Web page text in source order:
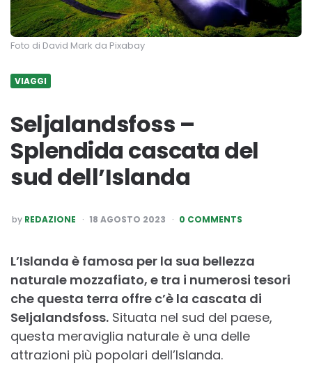
Foto di David Mark da Pixabay
VIAGGI
Seljalandsfoss –
Splendida cascata del
sud dell’Islanda
POSTED
BY
by REDAZIONE 18 AGOSTO 2023 0 COMMENTS
L’Islanda è famosa per la sua bellezza
naturale mozzafiato, e tra i numerosi tesori
che questa terra offre c’è la cascata di
Seljalandsfoss. Situata nel sud del paese,
questa meraviglia naturale è una delle
attrazioni più popolari dell’Islanda.